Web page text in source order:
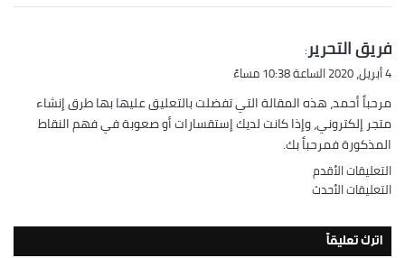
ي
ق
ل
فريق التحرير:
4 أبريل، 2020 الساعة 10:38 مساءً
مرحباً أحمد، هذه المقالة التي تفضلت بالتعليق عليها بها طرق إنشاء
متجر إلكتروني، وإذا كانت لديك إستقسارات أو صعوبة في فهم النقاط
المذكورة فمرحباً بك.
تصفّح
التعليقات
التعليقات الأقدم
التعليقات الأحدث
اترك تعليقاً